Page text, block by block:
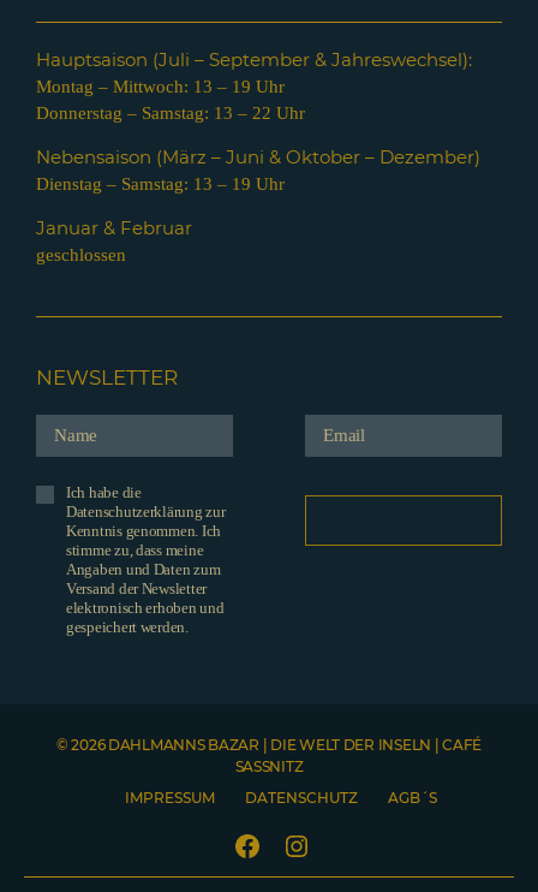
Hauptsaison (Juli – September & Jahreswechsel):
Montag – Mittwoch: 13 – 19 Uhr
Donnerstag – Samstag: 13 – 22 Uhr
Nebensaison (März – Juni & Oktober – Dezember)
Dienstag – Samstag: 13 – 19 Uhr
Januar & Februar
geschlossen
NEWSLETTER
Ich habe die
Datenschutzerklärung zur
Kenntnis genommen. Ich
stimme zu, dass meine
Angaben und Daten zum
Versand der Newsletter
elektronisch erhoben und
gespeichert werden.
© 2026 DAHLMANNS BAZAR | DIE WELT DER INSELN | CAFÉ
SASSNITZ
IMPRESSUM
DATENSCHUTZ AGB´S
FacebookInstagram